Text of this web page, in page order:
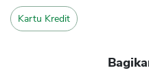
Kartu Kredit